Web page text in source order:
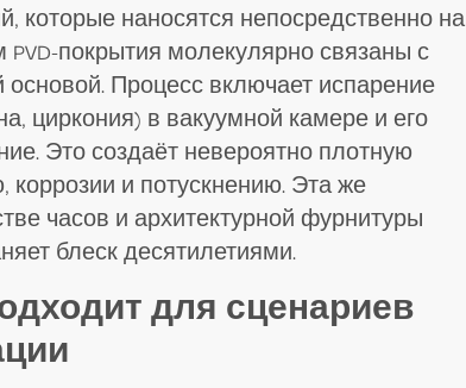
которые наносятся непосредственно на
покрытия молекулярно связаны с
Процесс включает испарение
циркония) в вакуумной камере и его
Это создаёт невероятно плотную
коррозии и потускнению. Эта же
часов и архитектурной фурнитуры
блеск десятилетиями.
для сценариев